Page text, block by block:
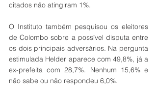
citados não atingiram 1%.
O Instituto também pesquisou os eleitores
de Colombo sobre a possível disputa entre
os dois principais adversários. Na pergunta
estimulada Helder aparece com 49,8%, já a
ex-prefeita com 28,7%. Nenhum 15,6% e
não sabe ou não respondeu 6,0%.